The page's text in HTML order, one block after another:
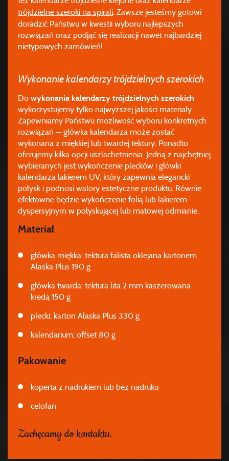
trójdzielne szeroki na spirali . Zawsze jesteśmy gotowi
doradzić Państwu w kwestii wyboru najlepszych
rozwiązań oraz podjąć się realizacji nawet najbardziej
nietypowych zamówień!
Wykonanie kalendarzy trójdzielnych szerokich
Do wykonania kalendarzy trójdzielnych szerokich
wykorzystujemy tylko najwyższej jakości materiały.
Zapewniamy Państwu możliwość wyboru konkretnych
rozwiązań — główka kalendarza może zostać
wykonana z miękkiej lub twardej tektury. Ponadto
oferujemy kilka opcji uszlachetnienia. Jedną z najchętniej
wybieranych jest wykończenie plecków i główki
kalendarza lakierem UV, który zapewnia elegancki
połysk i podnosi walory estetyczne produktu. Równie
efektowne będzie wykończenie folią lub lakierem
dyspersyjnym w połyskującej lub matowej odmianie.
Materiał
główka miękka: tektura falista oklejana kartonem
Alaska Plus 190 g
główka twarda: tektura lita 2 mm kaszerowana
kredą 150 g
plecki: karton Alaska Plus 330 g
kalendarium: offset 80 g
Pakowanie
koperta z nadrukiem lub bez nadruku
celofan
Zachęcamy do kontaktu.